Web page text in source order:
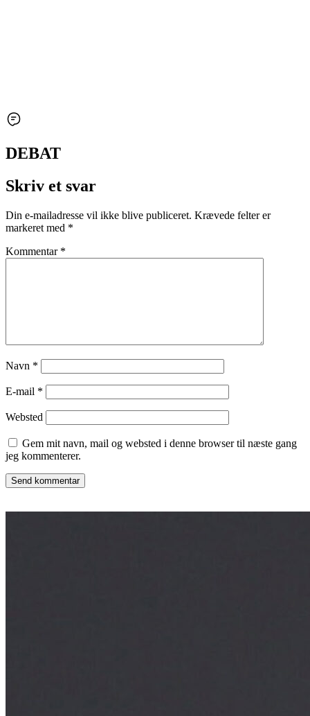
DEBAT
Skriv et svar
Din e-mailadresse vil ikke blive publiceret. Krævede felter er
markeret med *
Kommentar *
Navn *
E-mail *
Websted
Gem mit navn, mail og websted i denne browser til næste gang
jeg kommenterer.